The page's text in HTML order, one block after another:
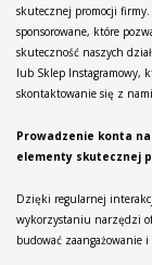
skutecznej promocji
sponsorowane, które
skuteczność naszych
lub Sklep Instagramowy,
skontaktowanie się z
Prowadzenie konta
elementy skutecznej
Dzięki regularnej
wykorzystaniu narzędzi
budować zaangażowanie